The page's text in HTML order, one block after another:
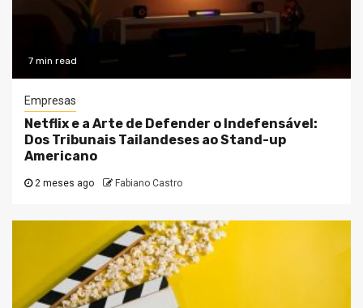
7 min read
Empresas
Netflix e a Arte de Defender o Indefensável:
Dos Tribunais Tailandeses ao Stand-up
Americano
2 meses ago Fabiano Castro